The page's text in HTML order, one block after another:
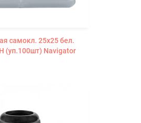
самокл. 25х25 бел.
(уп.100шт) Navigator